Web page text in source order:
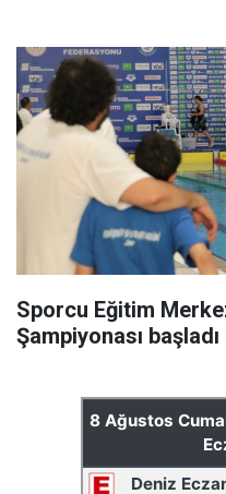
Sporcu Eğitim
Şampiyonası başladı